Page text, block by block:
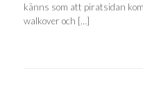
känns som att piratsidan
walkover och […]